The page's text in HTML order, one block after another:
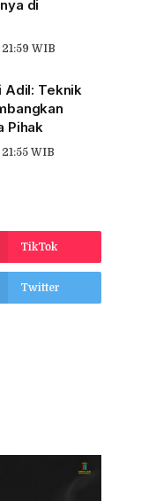
di
WIB
Adil: Teknik
Pihak
WIB
TikTok
Twitter